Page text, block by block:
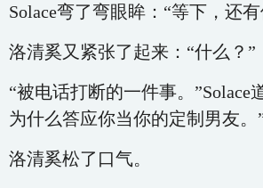
Solace弯了弯眼眸：“等下，还
洛清奚又紧张了起来：“什么？”
“被电话打断的一件事。”Solace
为什么答应你当你的定制男友。
洛清奚松了口气。